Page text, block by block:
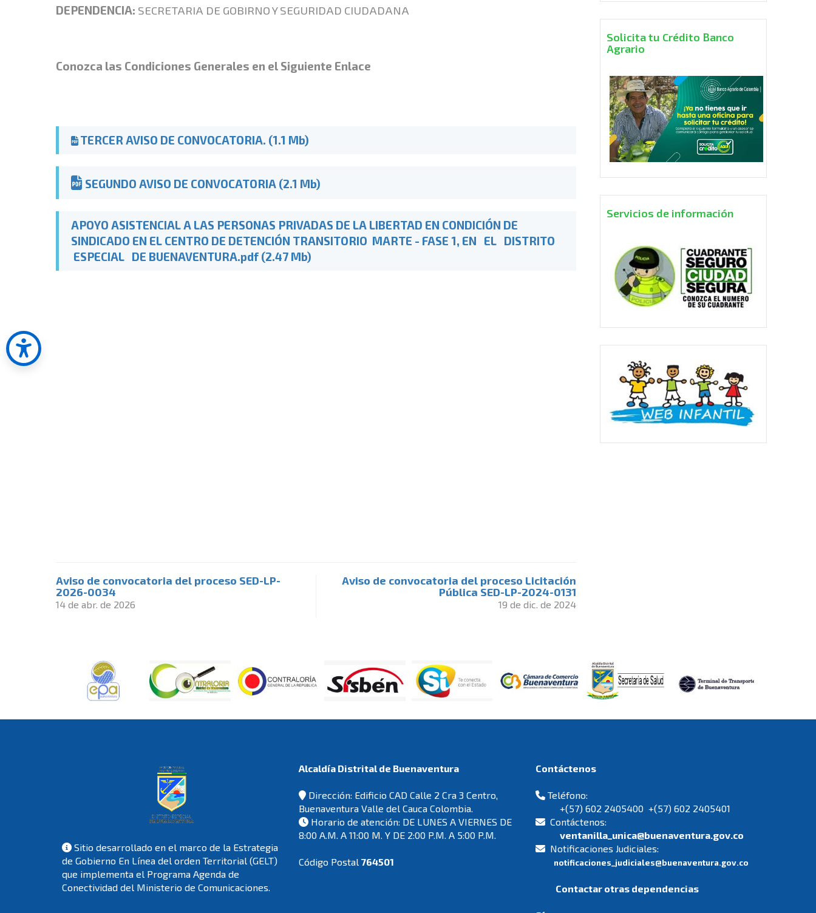
DEPENDENCIA: SECRETARIA DE GOBIRNO Y SEGURIDAD CIUDADANA
Conozca las Condiciones Generales en el Siguiente Enlace
TERCER AVISO DE CONVOCATORIA. (1.1 Mb)
SEGUNDO AVISO DE CONVOCATORIA (2.1 Mb)
APOYO ASISTENCIAL A LAS PERSONAS PRIVADAS DE LA LIBERTAD EN CONDICIÓN DE
SINDICADO EN EL CENTRO DE DETENCIÓN TRANSITORIO MARTE - FASE 1, EN EL DISTRITO
ESPECIAL DE BUENAVENTURA.pdf (2.47 Mb)
Aviso de convocatoria del proceso SED-LP-
2026-0034
14 de abr. de 2026
Aviso de convocatoria del proceso Licitación
Pública SED-LP-2024-0131
19 de dic. de 2024
Solicita tu Crédito Banco
Agrario
Servicios de información
Sitio desarrollado en el marco de la Estrategia
de Gobierno En Línea del orden Territorial (GELT)
que implementa el Programa Agenda de
Conectividad del Ministerio de Comunicaciones.
Alcaldía Distrital de Buenaventura
Dirección: Edificio CAD Calle 2 Cra 3 Centro,
Buenaventura Valle del Cauca Colombia.
Horario de atención: DE LUNES A VIERNES DE
8:00 A.M. A 11:00 M. Y DE 2:00 P.M. A 5:00 P.M.
Código Postal 764501
Contáctenos
Teléfono:
+(57) 602 2405400 +(57) 602 2405401
Contáctenos:
ventanilla_unica@buenaventura.gov.co
Notificaciones Judiciales:
notificaciones_judiciales@buenaventura.gov.co
Contactar otras dependencias